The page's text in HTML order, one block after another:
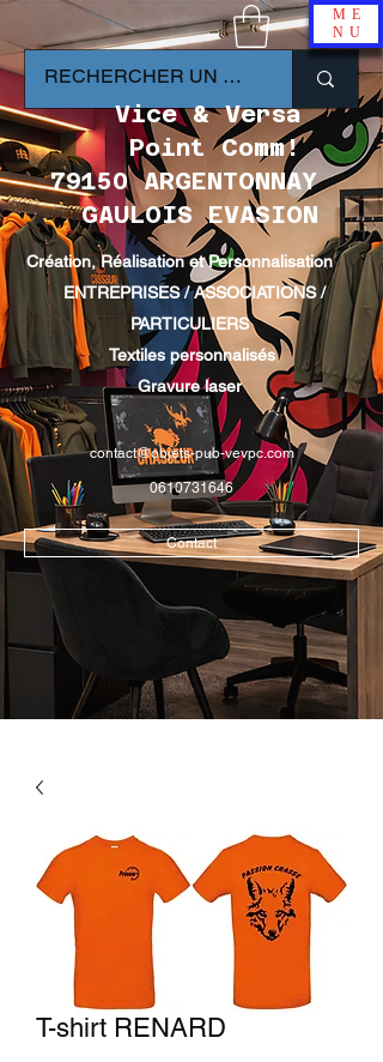
ME
NU
Vice & Versa
Point Comm!
79150 ARGENTONNAY
GAULOIS EVASION
Création, Réalisation et Personnalisation
ENTREPRISES / ASSOCIATIONS /
PARTICULIERS
Textiles personnalisés
Gravure laser
contact@objets-pub-vevpc.com
0610731646
Contact
T-shirt RENARD